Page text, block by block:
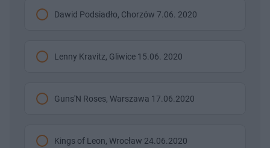
Dawid Podsiadło, Chorzów 7.06. 2020
Lenny Kravitz, Gliwice 15.06. 2020
Guns'N Roses, Warszawa 17.06.2020
Kings of Leon, Wrocław 24.06.2020